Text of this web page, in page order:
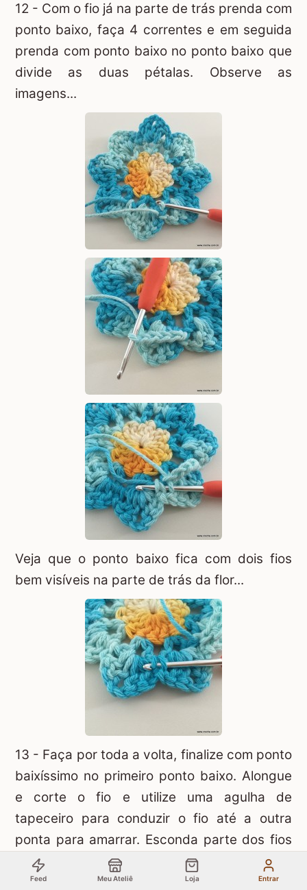
12 - Com o fio já na parte de trás prenda com
ponto baixo, faça 4 correntes e em seguida
prenda com ponto baixo no ponto baixo que
divide as duas pétalas. Observe as
imagens...
Veja que o ponto baixo fica com dois fios
bem visíveis na parte de trás da flor...
13 - Faça por toda a volta, finalize com ponto
baixíssimo no primeiro ponto baixo. Alongue
e corte o fio e utilize uma agulha de
tapeceiro para conduzir o fio até a outra
ponta para amarrar. Esconda parte dos fios
na pétala e corte as sobras.
(Sempre
aconselho utilizar agulha de tapeceiro por
Feed Meu Ateliê Loja Entrar